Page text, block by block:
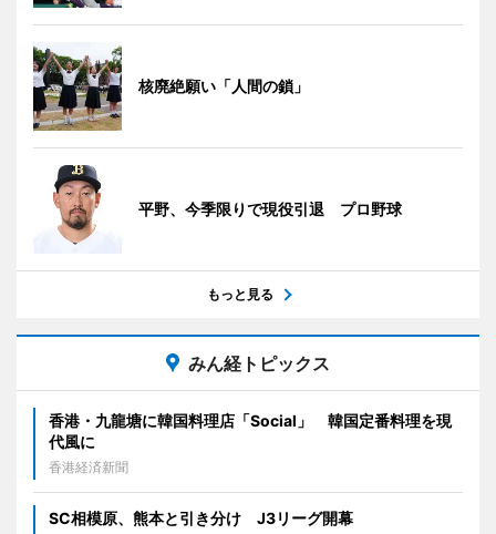
核廃絶願い「人間の鎖」
平野、今季限りで現役引退 プロ野球
もっと見る
みん経トピックス
香港・九龍塘に韓国料理店「Social」 韓国定番料理を現
代風に
香港経済新聞
SC相模原、熊本と引き分け J3リーグ開幕